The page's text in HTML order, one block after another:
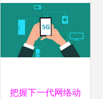
把握下一代网络动